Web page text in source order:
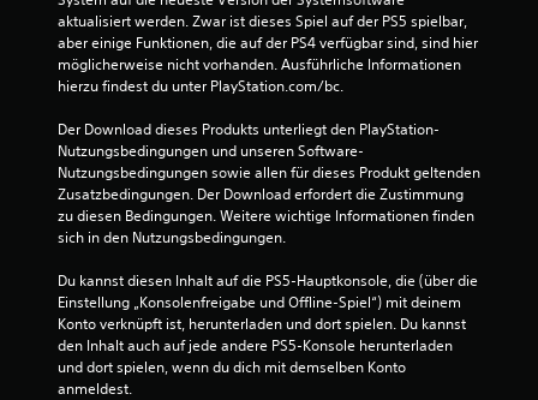
aktualisiert werden. Zwar ist dieses Spiel auf der PS5 spielbar,
aber einige Funktionen, die auf der PS4 verfügbar sind, sind hier
möglicherweise nicht vorhanden. Ausführliche Informationen
hierzu findest du unter PlayStation.com/bc.
Der Download dieses Produkts unterliegt den PlayStation-
Nutzungsbedingungen und unseren Software-
Nutzungsbedingungen sowie allen für dieses Produkt geltenden
Zusatzbedingungen. Der Download erfordert die Zustimmung
zu diesen Bedingungen. Weitere wichtige Informationen finden
sich in den Nutzungsbedingungen.
Du kannst diesen Inhalt auf die PS5-Hauptkonsole, die (über die
Einstellung „Konsolenfreigabe und Offline-Spiel“) mit deinem
Konto verknüpft ist, herunterladen und dort spielen. Du kannst
den Inhalt auch auf jede andere PS5-Konsole herunterladen
und dort spielen, wenn du dich mit demselben Konto
anmeldest.